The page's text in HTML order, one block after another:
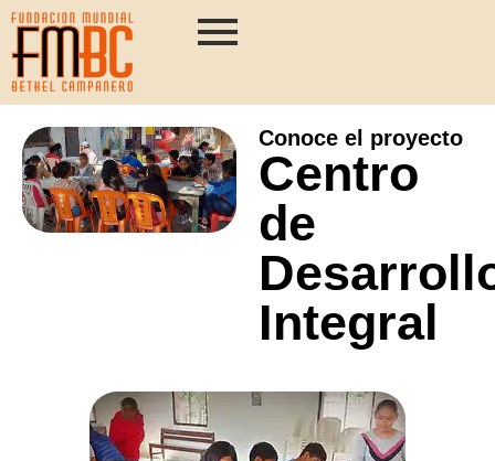
Conoce el proyecto
Centro
de
Integral